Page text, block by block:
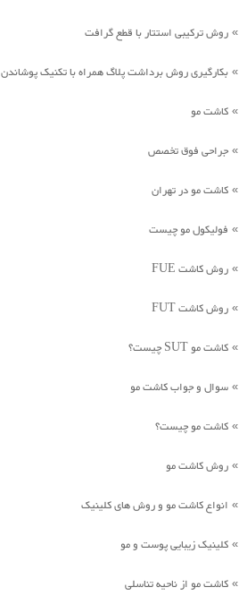
» روش ترکیبی استتار با قطع گرافت
» بکارگیری روش برداشت پلاگ همراه با تکنیک پوشاندن
» کاشت مو
» جراحی فوق تخصص
» کاشت مو در تهران
» فولیکول مو چیست
» روش کاشت FUE
» روش کاشت FUT
» کاشت مو SUT چیست؟
» سوال و جواب کاشت مو
» کاشت مو چیست؟
» روش کاشت مو
» انواع کاشت مو و روش های کلینیک
» کلینیک زیبایی پوست و مو
» کاشت مو از ناحیه تناسلی